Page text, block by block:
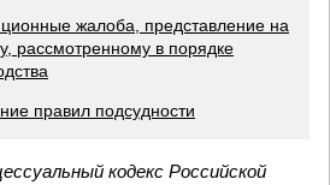
жалоба, представление на
рассмотренному в порядке
правил подсудности
кодекс Российской